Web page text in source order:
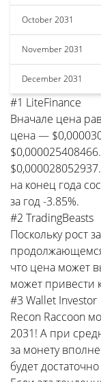
October 2031
November 2031
December 2031
#1 LiteFinance
Вначале цена
цена —
на конец года
за год -3.85%.
#2 TradingBeasts
Поскольку рост
что цена может
может привести
#3 Wallet Investor
Recon Raccoon
2031! А при
за монету
будет